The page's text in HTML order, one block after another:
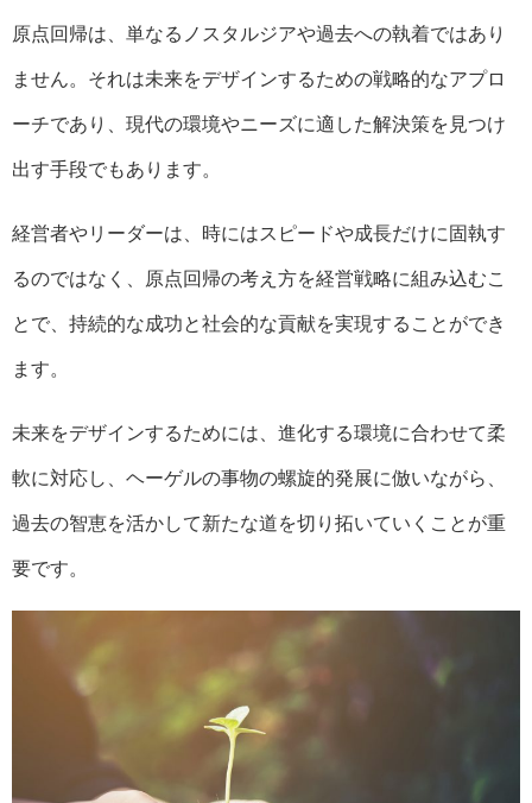
原点回帰は、単なるノスタルジアや過去への執着ではあり
ません。それは未来をデザインするための戦略的なアプロ
ーチであり、現代の環境やニーズに適した解決策を見つけ
出す手段でもあります。
経営者やリーダーは、時にはスピードや成長だけに固執す
るのではなく、原点回帰の考え方を経営戦略に組み込むこ
とで、持続的な成功と社会的な貢献を実現することができ
ます。
未来をデザインするためには、進化する環境に合わせて柔
軟に対応し、ヘーゲルの事物の螺旋的発展に倣いながら、
過去の智恵を活かして新たな道を切り拓いていくことが重
要です。